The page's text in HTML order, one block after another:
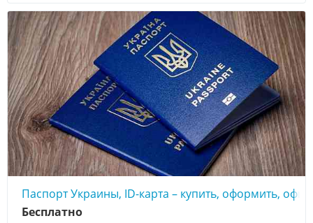
Паспорт Украины, ID-карта – купить, оформить,
Бесплатно